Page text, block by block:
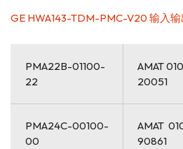
GE HWA143-TDM-PMC-V20 输入
PMA22B-01100-
22
AMAT
20051
PMA24C-00100-
00
AMAT
90861